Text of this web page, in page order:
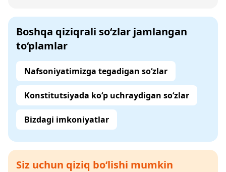
Boshqa qiziqrali so‘zlar jamlangan
to‘plamlar
Nafsoniyatimizga tegadigan so‘zlar
Konstitutsiyada ko‘p uchraydigan so‘zlar
Bizdagi imkoniyatlar
Siz uchun qiziq bo‘lishi mumkin